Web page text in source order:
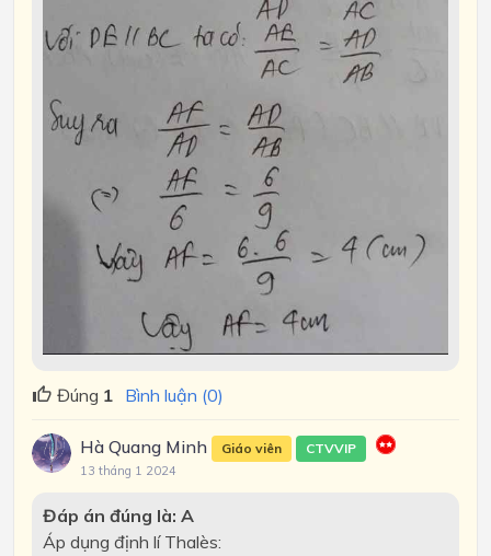
Đúng 1 Bình luận (0)
Hà Quang Minh Giáo viên CTVVIP
13 tháng 1 2024
Đáp án đúng là: A
Áp dụng định lí Thalès: